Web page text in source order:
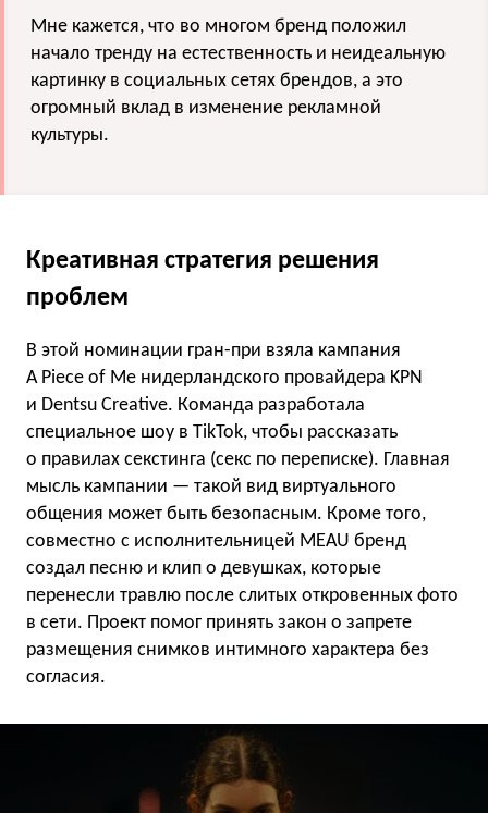
Мне кажется, что во многом бренд положил
начало тренду на естественность и неидеальную
картинку в социальных сетях брендов, а это
огромный вклад в изменение рекламной
культуры.
Креативная стратегия решения
проблем
В этой номинации гран-при взяла кампания
A Piece of Me нидерландского провайдера KPN
и Dentsu Creative. Команда разработала
специальное шоу в TikTok, чтобы рассказать
о правилах секстинга (секс по переписке). Главная
мысль кампании — такой вид виртуального
общения может быть безопасным. Кроме того,
совместно с исполнительницей MEAU бренд
создал песню и клип о девушках, которые
перенесли травлю после слитых откровенных фото
в сети. Проект помог принять закон о запрете
размещения снимков интимного характера без
согласия.